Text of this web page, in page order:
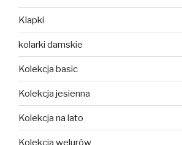
Klapki
kolarki damskie
Kolekcja basic
Kolekcja jesienna
Kolekcja na lato
Kolekcja welurów